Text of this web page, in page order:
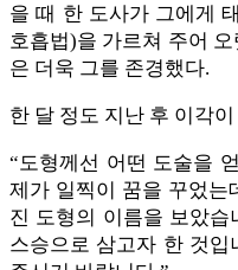
을 때 한 도사가 그에게
호흡법)을 가르쳐 주어
은 더욱 그를 존경했다.
한 달 정도 지난 후 이각
“도형께선 어떤 도술을
제가 일찍이 꿈을 꾸었는
진 도형의 이름을 보았습
스승으로 삼고자 한 것입